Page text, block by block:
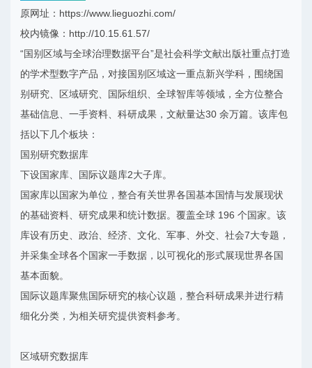
原网址：https://www.lieguozhi.com/
校内镜像：http://10.15.61.57/
“国别区域与全球治理数据平台”是社会科学文献出版社重点打造
的学术型数字产品，对接国别区域这一重点新兴学科，围绕国
别研究、区域研究、国际组织、全球智库等领域，全方位整合
基础信息、一手资料、科研成果，文献量达30 余万篇。该库包
括以下几个板块：
国别研究数据库
下设国家库、国际议题库2大子库。
国家库以国家为单位，整合有关世界各国基本国情与发展现状
的基础资料、研究成果和统计数据。覆盖全球 196 个国家。该
库设有历史、政治、经济、文化、军事、外交、社会7大专题，
并采集全球各个国家一手数据，以可视化的形式展现世界各国
基本面貌。
国际议题库聚焦国际研究的核心议题，整合科研成果并进行精
细化分类，为相关研究提供资料参考。
区域研究数据库